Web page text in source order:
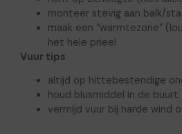
monteer stevig aan balk/
maak een “warmtezone”
het hele prieel
Vuur tips
altijd op hittebestendige
houd blusmiddel in de
vermijd vuur bij harde wind